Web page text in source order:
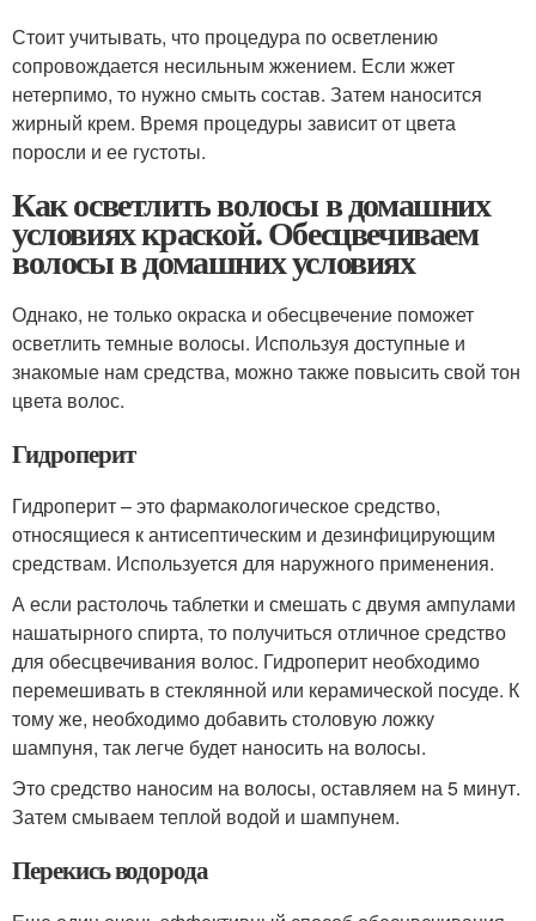
Стоит учитывать, что процедура по осветлению
сопровождается несильным жжением. Если жжет
нетерпимо, то нужно смыть состав. Затем наносится
жирный крем. Время процедуры зависит от цвета
поросли и ее густоты.
Как осветлить волосы в домашних
условиях краской. Обесцвечиваем
волосы в домашних условиях
Однако, не только окраска и обесцвечение поможет
осветлить темные волосы. Используя доступные и
знакомые нам средства, можно также повысить свой тон
цвета волос.
Гидроперит
Гидроперит – это фармакологическое средство,
относящиеся к антисептическим и дезинфицирующим
средствам. Используется для наружного применения.
А если растолочь таблетки и смешать с двумя ампулами
нашатырного спирта, то получиться отличное средство
для обесцвечивания волос. Гидроперит необходимо
перемешивать в стеклянной или керамической посуде. К
тому же, необходимо добавить столовую ложку
шампуня, так легче будет наносить на волосы.
Это средство наносим на волосы, оставляем на 5 минут.
Затем смываем теплой водой и шампунем.
Перекись водорода